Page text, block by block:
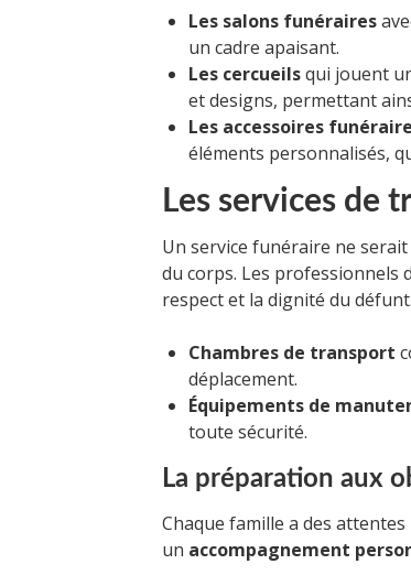
Les salons funéraires
un cadre apaisant.
Les cercueilsqui jouent
et designs, permettant
Les accessoires
éléments personnalisés,
Les services de
Un service funéraire ne
du corps. Les professionnels
respect et la dignité du
Chambres de transport
déplacement.
Équipements de
toute sécurité.
La préparation aux
Chaque famille a des
un accompagnement